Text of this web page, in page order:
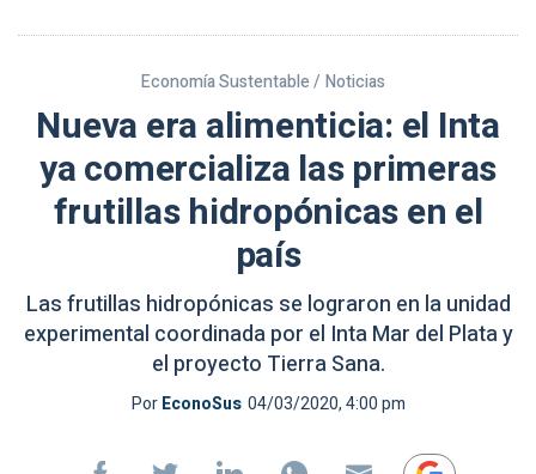
Economía Sustentable / Noticias
Nueva era alimenticia: el Inta
ya comercializa las primeras
frutillas hidropónicas en el
país
Las frutillas hidropónicas se lograron en la unidad
experimental coordinada por el Inta Mar del Plata y
el proyecto Tierra Sana.
PorEconoSus 04/03/2020, 4:00 pm